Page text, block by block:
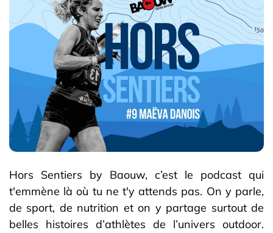
Hors Sentiers by Baouw, c’est le podcast qui
t'emmène là où tu ne t'y attends pas. On y parle,
de sport, de nutrition et on y partage surtout de
belles histoires d’athlètes de l’univers outdoor.